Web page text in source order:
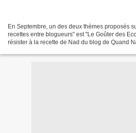
En Septembre, un des deux thèmes proposés
recettes entre blogueurs" est "Le Goûter des
résister à la recette de Nad du blog de Quand